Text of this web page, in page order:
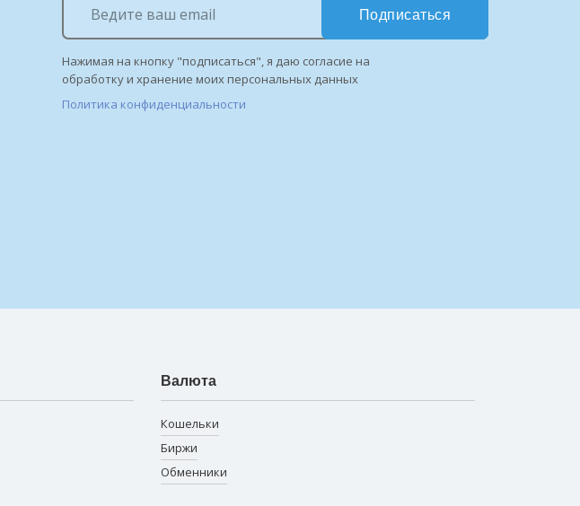
Подписаться
Нажимая на кнопку "подписаться", я даю согласие на
обработку и хранение моих персональных данных
Политика конфиденциальности
Валюта
Кошельки
Биржи
Обменники